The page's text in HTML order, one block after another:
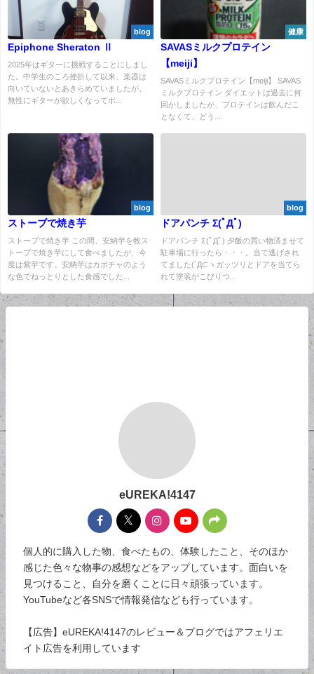
blog
Epiphone Sheraton Ⅱ
2025年はギターに挑戦することにしまし
た。中学生のころ挫折して以来、楽器は
向いていないとあきらめていましたが、
無性にギターが欲しくなってポ...
健康
SAVASミルクプロテイン
【meiji】
SAVASミルクプロテイン【meiji】 SAVAS
ミルクプロテイン ダイエットは過去に何
回かしましたが、プロテインは飲んだこ
となくて、どう...
blog
ストーブで焼き芋
ストーブで焼き芋 この間、安納芋を牧ス
トーブで焼き芋にして食べましたが、今
度は紫芋です。安納芋はカボチャのよう
な色でねっとりとした食感でした...
blog
ドアパンチ Σ(ﾟДﾟ)
ドアパンチ Σ(ﾟДﾟ) 夕飯の買い物済ませて
駐車場に行ったら・・・。当て逃げされ
てました(´Д⊂ヽガッツリとドアを当てら
れて塗装がこびりつ...
eUREKA!4147
個人的に購入した物、食べたもの、体験したこと、そのほか
感じた色々な物事の感想などをアップしています。面白いを
見つけること、自分を磨くことに日々頑張っています。
YouTubeなど各SNSで情報発信なども行っています。
【広告】eUREKA!4147のレビュー＆ブログではアフェリエ
イト広告を利用しています